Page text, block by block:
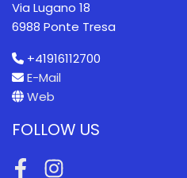
Via Lugano 18
6988 Ponte Tresa
+41916112700
E-Mail
Web
FOLLOW US